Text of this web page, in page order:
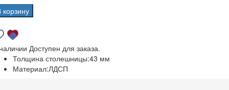
корзину
Доступен для заказа.
Толщина столешницы:43 мм
Материал:ЛДСП